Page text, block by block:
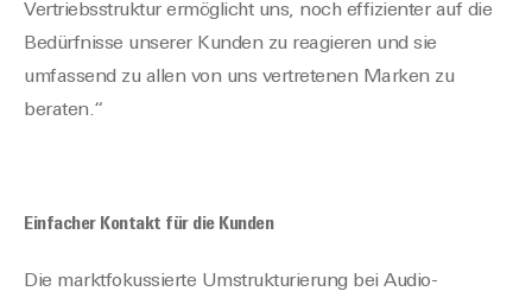
Vertriebsstruktur ermöglicht uns, noch effizienter auf die
Bedürfnisse unserer Kunden zu reagieren und sie
umfassend zu allen von uns vertretenen Marken zu
beraten.“
Einfacher Kontakt für die Kunden
Die marktfokussierte Umstrukturierung bei Audio-